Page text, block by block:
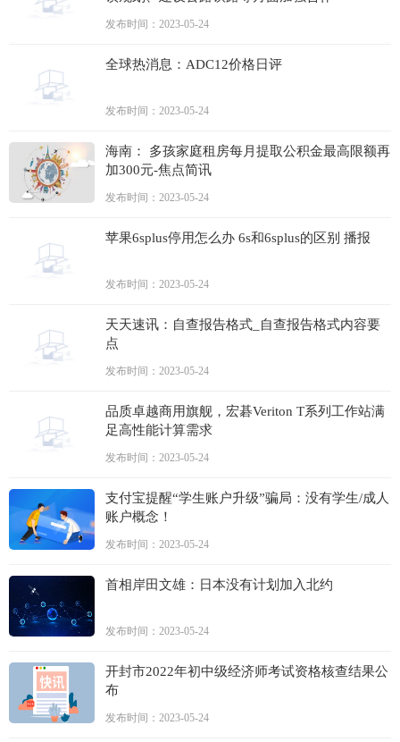
发布时间：2023-05-24
全球热消息：ADC12价格日评
发布时间：2023-05-24
海南： 多孩家庭租房每月提取公积金最高限额再
加300元-焦点简讯
发布时间：2023-05-24
苹果6splus停用怎么办 6s和6splus的区别 播报
发布时间：2023-05-24
天天速讯：自查报告格式_自查报告格式内容要
点
发布时间：2023-05-24
品质卓越商用旗舰，宏碁Veriton T系列工作站满
足高性能计算需求
发布时间：2023-05-24
支付宝提醒“学生账户升级”骗局：没有学生/成人
账户概念！
发布时间：2023-05-24
首相岸田文雄：日本没有计划加入北约
发布时间：2023-05-24
开封市2022年初中级经济师考试资格核查结果公
布
发布时间：2023-05-24